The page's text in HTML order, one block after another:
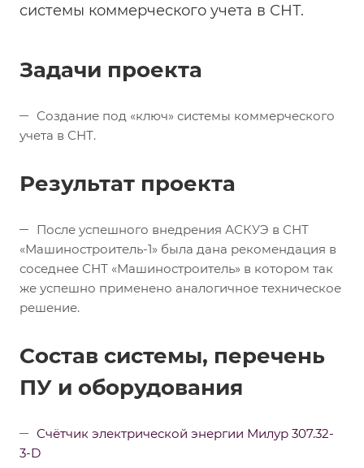
системы коммерческого учета в СНТ.
Задачи проекта
Создание под «ключ» системы коммерческого
учета в СНТ.
Результат проекта
После успешного внедрения АСКУЭ в СНТ
«Машиностроитель-1» была дана рекомендация в
соседнее СНТ «Машиностроитель» в котором так
же успешно применено аналогичное техническое
решение.
Состав системы, перечень
ПУ и оборудования
Счётчик электрической энергии Милур 307.32-
3-D